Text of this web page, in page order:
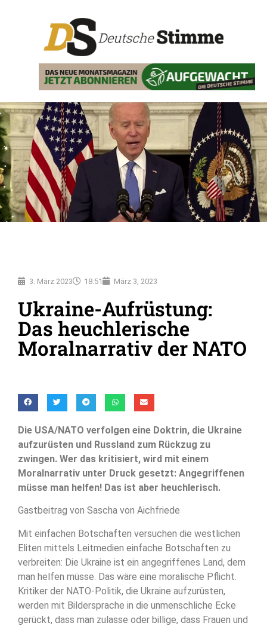
3. März 2023 18:51 März 3, 2023
Ukraine-Aufrüstung:
Das heuchlerische
Moralnarrativ der NATO
Die USA/NATO verfolgen eine Doktrin, die Ukraine
aufzurüsten und Russland zum Rückzug zu
zwingen. Wer das kritisiert, wird mit einem
Moralnarrativ unter Druck gesetzt: Angegriffenen
müsse man helfen! Das ist aber heuchlerisch.
Gastbeitrag von Sascha von Aichfriede
Mit einfachen Botschaften versuchen die westlichen
Eliten mittels Leitmedien einfache Botschaften zu
verbreiten: Die Ukraine ist ein angegriffenes Land, dem
man helfen müsse. Das wäre eine moralische Pflicht.
Kritiker der NATO-Politik, die Ukraine aufzurüsten,
werden mit Bildersprache in die unmenschliche Ecke
gerückt, dass man zulasse oder billige, dass Frauen und